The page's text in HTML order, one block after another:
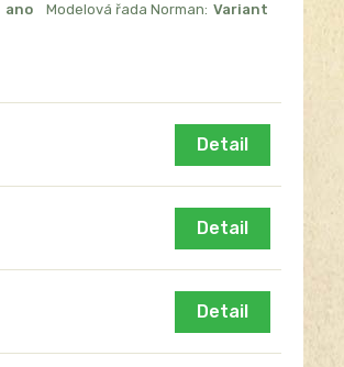
ano Modelová řada Norman: Variant
Detail
Detail
Detail